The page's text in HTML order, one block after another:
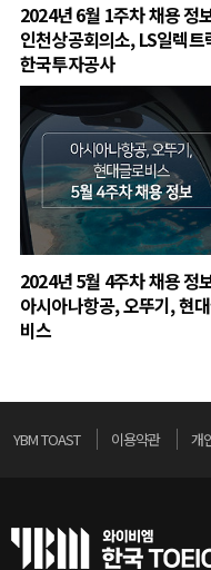
2024년 6월 1주차 채용 정
인천상공회의소, LS일렉트
한국투자공사
2024년 5월 4주차 채용 정
아시아나항공, 오뚜기, 현
비스
YBM TOAST 이용약관 개